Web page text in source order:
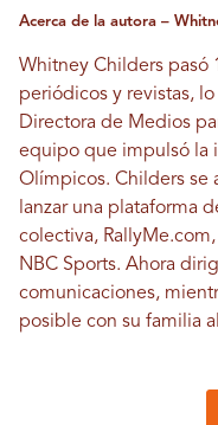
Acerca de la autora –
Whitney Childers pasó
periódicos y revistas,
Directora de Medios
equipo que impulsó la
Olímpicos. Childers se
lanzar una plataforma
colectiva, RallyMe.com
NBC Sports. Ahora
comunicaciones,
posible con su familia